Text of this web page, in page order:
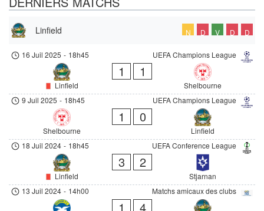
Linfield N D V D D
UEFA Champions League
16 Juil 2025 - 18h45
Linfield
1 1
Shelbourne
UEFA Champions League
9 Juil 2025 - 18h45
Shelbourne
1 0
Linfield
UEFA Conference League
18 Juil 2024 - 18h45
Linfield
3 2
Stjarnan
Matchs amicaux des clubs
13 Juil 2024 - 14h00
1 4